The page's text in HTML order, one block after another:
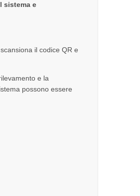
sistema e
il codice QR e
e la
possono essere